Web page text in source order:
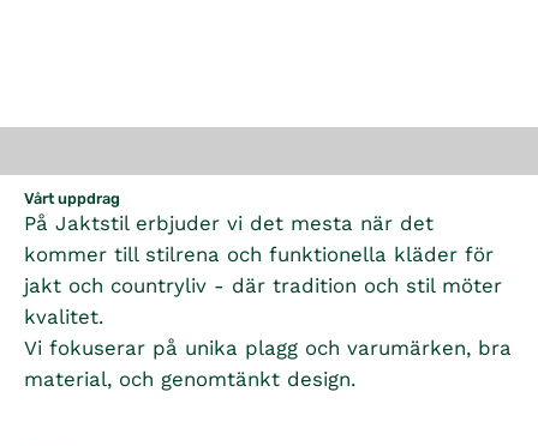
Vårt uppdrag
På Jaktstil erbjuder vi det mesta när det
kommer till stilrena och funktionella kläder för
jakt och countryliv - där tradition och stil möter
kvalitet.
Vi fokuserar på unika plagg och varumärken, bra
material, och genomtänkt design.